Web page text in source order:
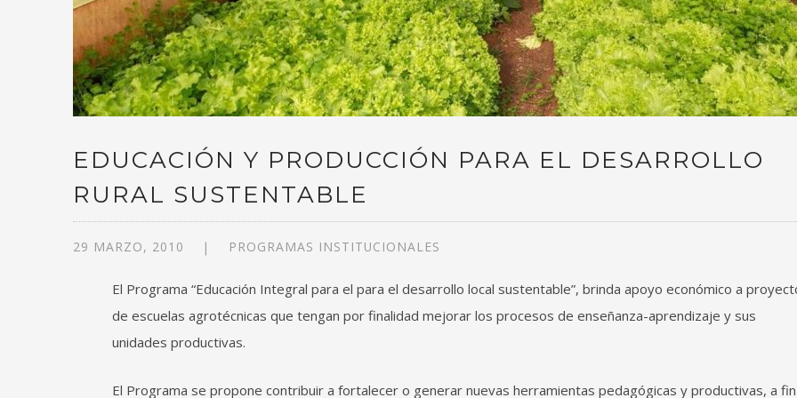
EDUCACIÓN Y PRODUCCIÓN PARA EL DESARROLLO
RURAL SUSTENTABLE
29 MARZO, 2010 PROGRAMAS INSTITUCIONALES
El Programa “Educación Integral para el para el desarrollo local sustentable”, brinda apoyo económico a
de escuelas agrotécnicas que tengan por finalidad mejorar los procesos de enseñanza-aprendizaje y sus
unidades productivas.
El Programa se propone contribuir a fortalecer o generar nuevas herramientas pedagógicas y productivas, a fin